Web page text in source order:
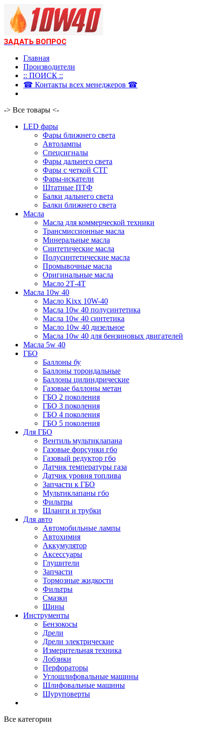
ЗАДАТЬ ВОПРОС
Главная
Производители
:: ПОИСК ::
☎ Контакты всех менеджеров ☎
-> Все товары <-
LED фары
Фары ближнего света
Автолампы
Спецсигналы
Фары дальнего света
Фары с четкой СТГ
Фары-искатели
Штатные ПТФ
Балки дальнего света
Балки ближнего света
Масла
Масла для коммерческой техники
Трансмиссионные масла
Минеральные масла
Синтетические масла
Полусинтетические масла
Промывочные масла
Оригинальные масла
Масло 2Т-4Т
Масла 10w 40
Mасло Kixx 10W-40
Масла 10w 40 полусинтетика
Масла 10w 40 синтетика
Масло 10w 40 дизельное
Масла 10w 40 для бензиновых двигателей
Масла 5w 40
ГБО
Баллоны бу
Баллоны тороидальные
Баллоны цилиндрические
Газовые баллоны метан
ГБО 2 поколения
ГБО 3 поколения
ГБО 4 поколения
ГБО 5 поколения
Для ГБО
Вентиль мультиклапана
Газовые форсунки гбо
Газовый редуктор гбо
Датчик температуры газа
Датчик уровня топлива
Запчасти к ГБО
Мультиклапаны гбо
Фильтры
Шланги и трубки
Для авто
Автомобильные лампы
Автохимия
Аккумулятор
Аксессуары
Глушители
Запчасти
Тормозные жидкости
Фильтры
Смазки
Шины
Инструменты
Бензокосы
Дрели
Дрели электрические
Измерительная техника
Лобзики
Перфораторы
Углошлифовальные машины
Шлифовальные машины
Шуруповерты
Все категории